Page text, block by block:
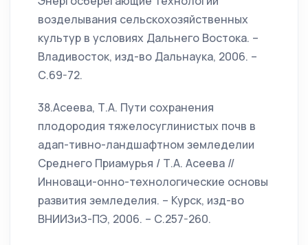
возделывания сельскохозяйственных
культур в условиях Дальнего Востока. –
Владивосток, изд-во Дальнаука, 2006. –
С.69-72.
38.Асеева, Т.А. Пути сохранения
плодородия тяжелосуглинистых почв в
адап-тивно-ландшафтном земледелии
Среднего Приамурья / Т.А. Асеева //
Инноваци-онно-технологические основы
развития земледелия. – Курск, изд-во
ВНИИЗиЗ-ПЭ, 2006. – С.257-260.